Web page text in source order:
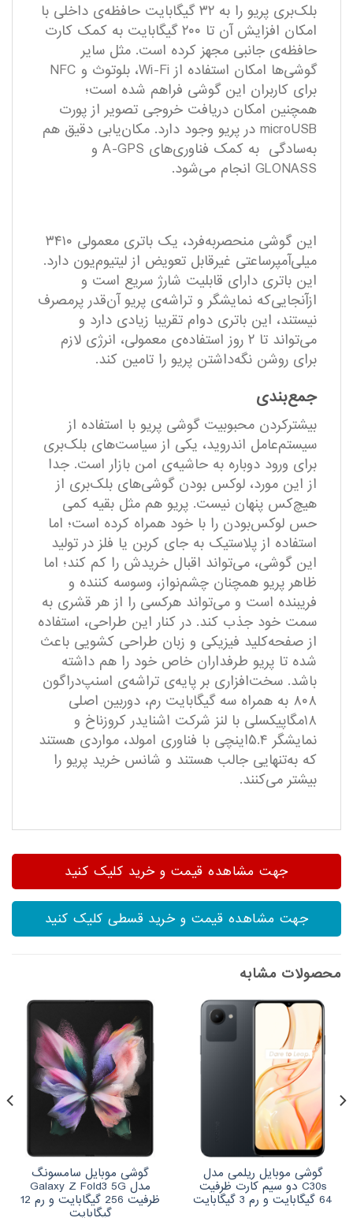
بلک‌بری پریو را به ۳۲ گیگابایت حافظه‌ی داخلی با
امکان افزایش آن تا ۲۰۰ گیگابایت به کمک کارت
حافظه‌ی جانبی مجهز کرده است. مثل سایر
گوشی‌ها امکان استفاده از Wi-Fi، بلوتوث و NFC
برای کاربران این گوشی فراهم‌ شده است؛
همچنین امکان دریافت خروجی تصویر از پورت
microUSB در پریو وجود دارد. مکان‌یابی دقیق هم
به‌سادگی به کمک فناوری‌های A-GPS و
GLONASS انجام می‌شود.
این گوشی منحصربه‌فرد، یک باتری معمولی ۳۴۱۰
میلی‌آمپرساعتی غیر‌قابل تعویض از لیتیوم‌یون دارد.
این باتری دارای قابلیت شارژ سریع است و
ازآنجایی‌که نمایشگر و تراشه‌ی پریو آن‌قدر پرمصرف
نیستند، این باتری دوام تقریبا زیادی دارد و
می‌تواند تا ۲ روز استفاده‌ی معمولی، انرژی لازم
برای روشن نگه‌داشتن پریو را تامین ‌کند.
جمع‌بندی
بیشتر‌کردن محبوبیت گوشی پریو با استفاده از
سیستم‌عامل اندروید، یکی از سیاست‌های بلک‌بری
برای ورود دوباره به حاشیه‌ی امن بازار است. جدا
از این مورد، لوکس بودن گوشی‌های بلک‌بری از
هیچ‌کس پنهان نیست. پریو هم مثل بقیه کمی
حس لوکس‌بودن را با خود همراه کرده است؛ اما
استفاده از پلاستیک به‌ جای کربن یا فلز در تولید
این گوشی، می‌تواند اقبال خریدش را کم کند؛ اما
ظاهر پریو همچنان چشم‌نواز، وسوسه کننده و
فریبنده است و می‌تواند هرکسی را از هر قشری به
سمت خود جذب کند. در کنار این طراحی، استفاده
از صفحه‌کلید فیزیکی و زبان طراحی کشویی باعث
شده تا پریو طرفداران خاص خود را هم داشته
باشد. سخت‌افزاری بر پایه‌ی تراشه‌ی اسنپ‌دراگون
۸۰۸ به همراه سه گیگابایت رم، دوربین اصلی
۱۸مگاپیکسلی با لنز شرکت اشنایدر کروزناخ و
نمایشگر ۵.۴اینچی با فناوری امولد، مواردی هستند
که به‌تنهایی جالب هستند و شانس خرید پریو را
بیشتر می‌کنند.
جهت مشاهده قیمت و خرید کلیک کنید
جهت مشاهده قیمت و خرید قسطی کلیک کنید
محصولات مشابه
گوشی موبایل ریلمی مدل
C30s دو سیم کارت ظرفیت
64 گیگابایت و رم 3 گیگابایت
گوشی موبایل سامسونگ
مدل Galaxy Z Fold3 5G
ظرفیت 256 گیگابایت و رم 12
گیگابایت